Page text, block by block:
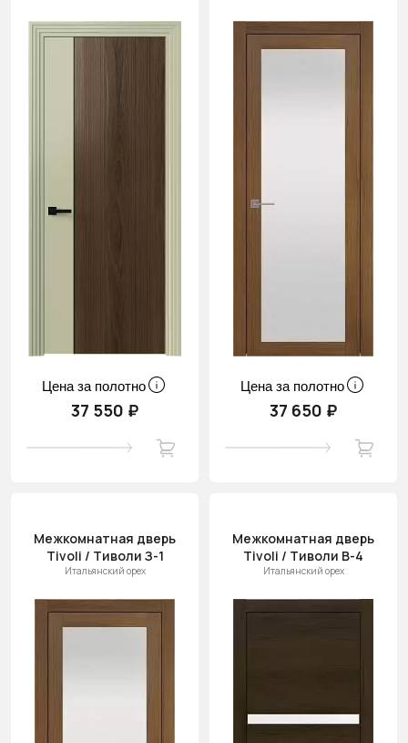
Цена за полотно
37 550 ₽
Цена за полотно
37 650 ₽
Межкомнатная дверь
Tivoli / Тиволи З-1
Итальянский орех
Межкомнатная дверь
Tivoli / Тиволи В-4
Итальянский орех